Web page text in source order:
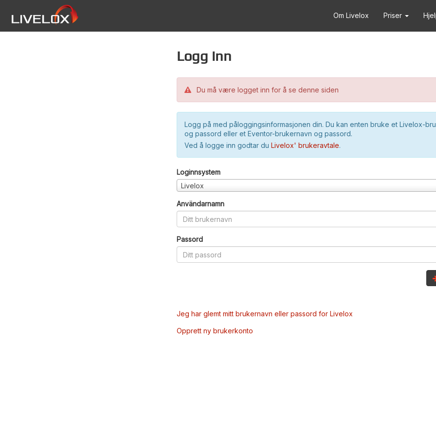
Om Livelox Priser
Logg inn
Du må være logget inn for å se denne siden
Logg på med påloggingsinformasjonen din. Du kan enten bruke et Livelox-
og passord eller et Eventor-brukernavn og passord.
Ved å logge inn godtar du Livelox' brukeravtale.
Loginnsystem
Livelox
Användarnamn
Passord
Jeg har glemt mitt brukernavn eller passord for Livelox
Opprett ny brukerkonto